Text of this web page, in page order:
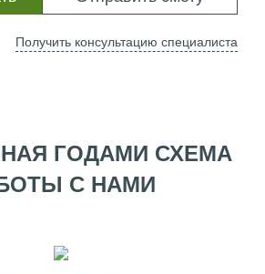
Получить консультацию специалиста
ГОДАМИ СХЕМА
С НАМИ